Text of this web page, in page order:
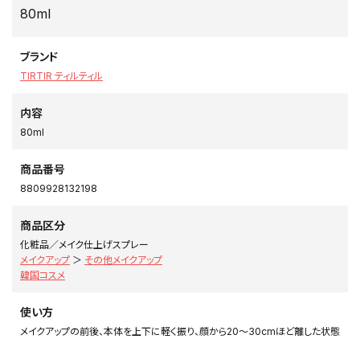
80ml
ブランド
TIRTIR ティルティル
内容
80ml
商品番号
8809928132198
商品区分
化粧品／メイク仕上げスプレー
メイクアップ ＞ その他メイクアップ
韓国コスメ
使い方
メイクアップの前後、本体を上下に軽く振り、顔から20～30cmほど離した状態